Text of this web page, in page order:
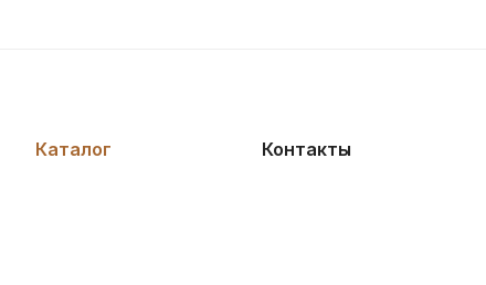
Каталог Контакты